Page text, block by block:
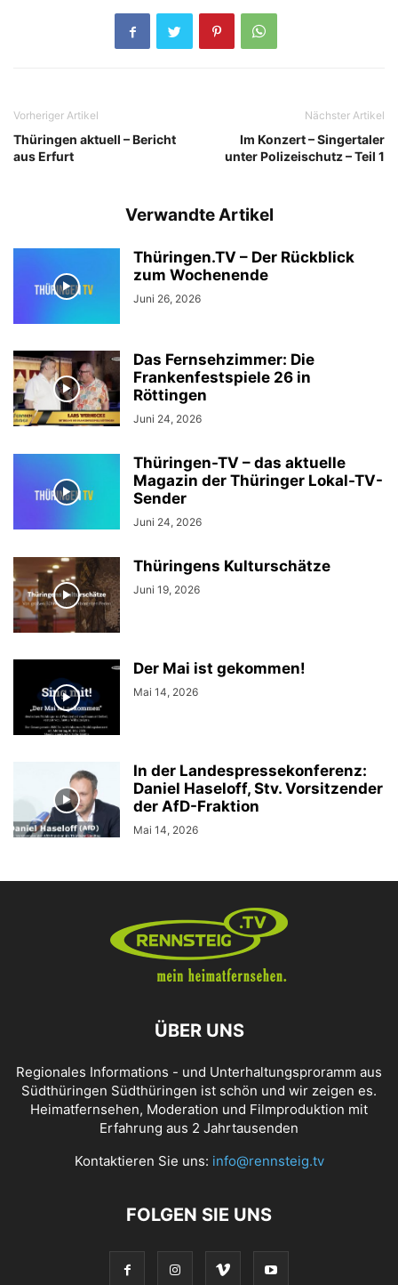
Vorheriger Artikel
Thüringen aktuell – Bericht
aus Erfurt
Nächster Artikel
Im Konzert – Singertaler
unter Polizeischutz – Teil 1
Verwandte Artikel
Thüringen.TV – Der Rückblick
zum Wochenende
Juni 26, 2026
Das Fernsehzimmer: Die
Frankenfestspiele 26 in
Röttingen
Juni 24, 2026
Thüringen-TV – das aktuelle
Magazin der Thüringer Lokal-TV-
Sender
Juni 24, 2026
Thüringens Kulturschätze
Juni 19, 2026
Der Mai ist gekommen!
Mai 14, 2026
In der Landespressekonferenz:
Daniel Haseloff, Stv. Vorsitzender
der AfD-Fraktion
Mai 14, 2026
ÜBER UNS
Regionales Informations - und Unterhaltungsproramm aus
Südthüringen Südthüringen ist schön und wir zeigen es.
Heimatfernsehen, Moderation und Filmproduktion mit
Erfahrung aus 2 Jahrtausenden
Kontaktieren Sie uns: info@rennsteig.tv
FOLGEN SIE UNS